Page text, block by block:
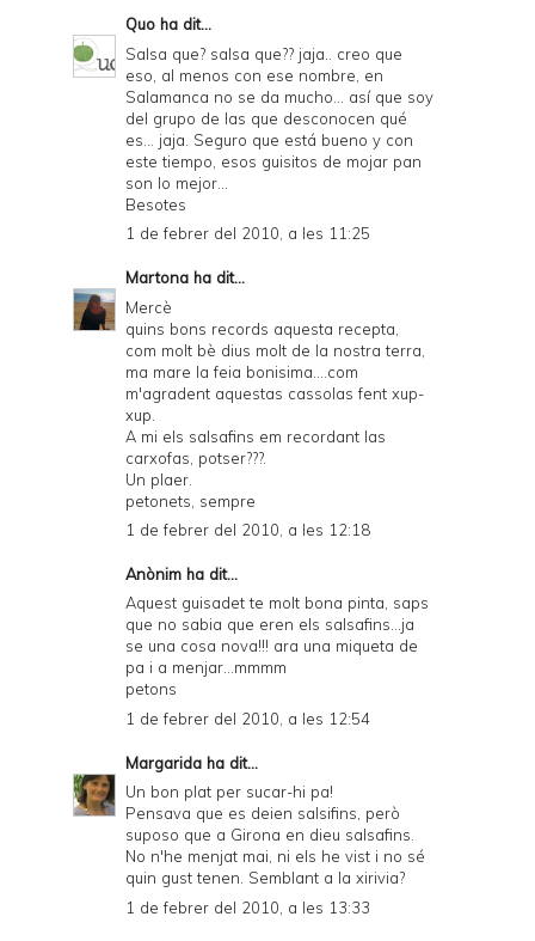
Quo ha dit...
Salsa que? salsa que?? jaja.. creo que
eso, al menos con ese nombre, en
Salamanca no se da mucho... así que soy
del grupo de las que desconocen qué
es... jaja. Seguro que está bueno y con
este tiempo, esos guisitos de mojar pan
son lo mejor...
Besotes
1 de febrer del 2010, a les 11:25
Martona ha dit...
Mercè
quins bons records aquesta recepta,
com molt bè dius molt de la nostra terra,
ma mare la feia bonisima....com
m'agradent aquestas cassolas fent xup-
xup.
A mi els salsafins em recordant las
carxofas, potser???.
Un plaer.
petonets, sempre
1 de febrer del 2010, a les 12:18
Anònim ha dit...
Aquest guisadet te molt bona pinta, saps
que no sabia que eren els salsafins...ja
se una cosa nova!!! ara una miqueta de
pa i a menjar...mmmm
petons
1 de febrer del 2010, a les 12:54
Margarida ha dit...
Un bon plat per sucar-hi pa!
Pensava que es deien salsifins, però
suposo que a Girona en dieu salsafins.
No n'he menjat mai, ni els he vist i no sé
quin gust tenen. Semblant a la xirivia?
1 de febrer del 2010, a les 13:33